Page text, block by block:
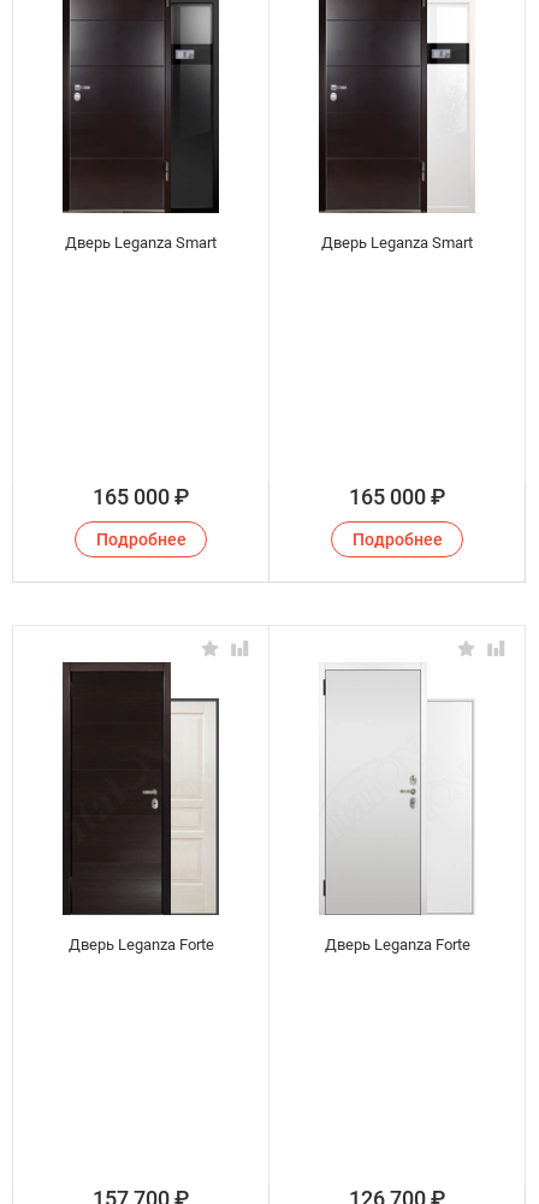
Дверь Leganza Smart
165 000₽
Подробнее
Дверь Leganza Smart
165 000₽
Подробнее
Дверь Leganza Forte
157 700₽
Дверь Leganza Forte
126 700₽